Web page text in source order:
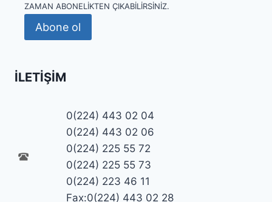
ZAMAN ABONELIKTEN ÇIKABILIRSINIZ.
Abone ol
İLETIŞIM
0(224) 443 02 04
0(224) 443 02 06
0(224) 225 55 72
0(224) 225 55 73
0(224) 223 46 11
Fax:0(224) 443 02 28